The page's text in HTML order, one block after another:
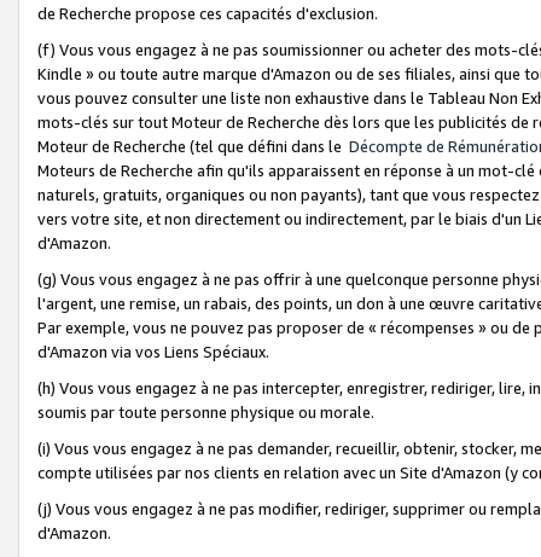
de Recherche propose ces capacités d'exclusion.
(f) Vous vous engagez à ne pas soumissionner ou acheter des mots-
Kindle » ou toute autre marque d'Amazon ou de ses filiales, ainsi que
vous pouvez consulter une liste non exhaustive dans le Tableau Non
mots-clés sur tout Moteur de Recherche dès lors que les publicités de
Moteur de Recherche (tel que défini dans le Décompte de
Moteurs de Recherche afin qu'ils apparaissent en réponse à un mot-
naturels, gratuits, organiques ou non payants), tant que vous
vers votre site, et non directement ou indirectement, par le biais d'un
d'Amazon.
(g) Vous vous engagez à ne pas offrir à une quelconque personne
l'argent, une remise, un rabais, des points, un don à une œuvre
Par exemple, vous ne pouvez pas proposer de « récompenses » ou
d'Amazon via vos Liens Spéciaux.
(h) Vous vous engagez à ne pas intercepter, enregistrer, rediriger,
soumis par toute personne physique ou morale.
(i) Vous vous engagez à ne pas demander, recueillir, obtenir, stocker,
compte utilisées par nos clients en relation avec un Site d'Amazon (y
(j) Vous vous engagez à ne pas modifier, rediriger, supprimer ou
d'Amazon.